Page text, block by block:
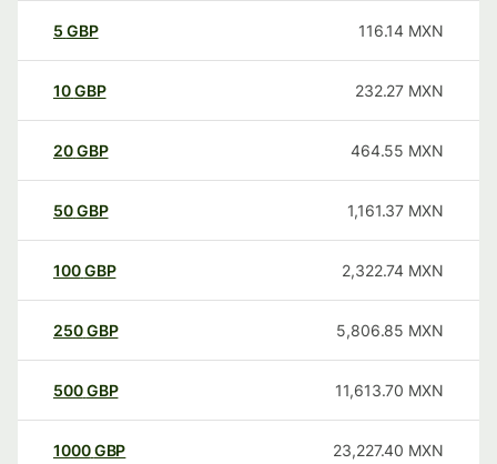
5 GBP 116.14 MXN
10GBP 232.27 MXN
20GBP 464.55 MXN
50GBP 1,161.37 MXN
100GBP 2,322.74 MXN
250GBP 5,806.85 MXN
500GBP 11,613.70 MXN
1000GBP 23,227.40 MXN